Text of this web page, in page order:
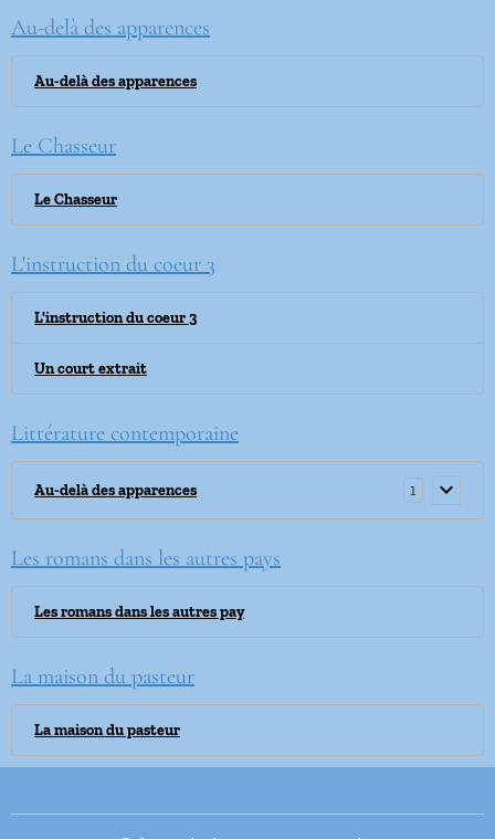
Au-delà des apparences
Au-delà des apparences
Le Chasseur
Le Chasseur
L'instruction du coeur 3
L'instruction du coeur 3
Un court extrait
Littérature contemporaine
Au-delà des apparences 1
Les romans dans les autres pays
Les romans dans les autres pay
La maison du pasteur
La maison du pasteur